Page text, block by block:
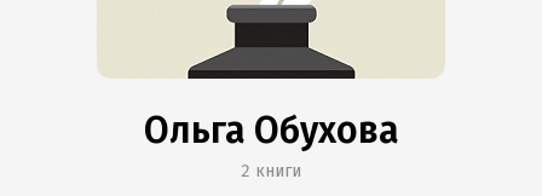
Ольга Обухова
2 книги